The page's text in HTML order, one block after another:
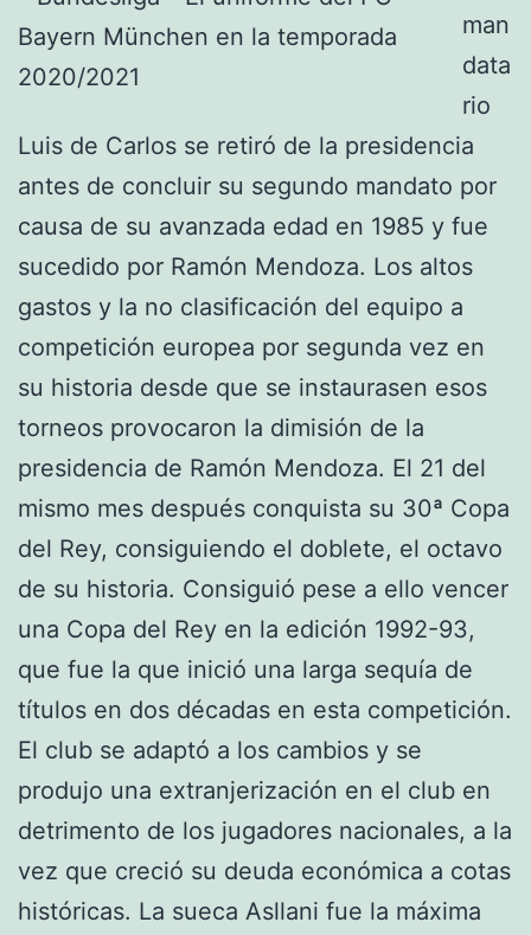
man
data
rio
Luis de Carlos se retiró de la presidencia
antes de concluir su segundo mandato por
causa de su avanzada edad en 1985 y fue
sucedido por Ramón Mendoza. Los altos
gastos y la no clasificación del equipo a
competición europea por segunda vez en
su historia desde que se instaurasen esos
torneos provocaron la dimisión de la
presidencia de Ramón Mendoza. El 21 del
mismo mes después conquista su 30ª Copa
del Rey, consiguiendo el doblete, el octavo
de su historia. Consiguió pese a ello vencer
una Copa del Rey en la edición 1992-93,
que fue la que inició una larga sequía de
títulos en dos décadas en esta competición.
El club se adaptó a los cambios y se
produjo una extranjerización en el club en
detrimento de los jugadores nacionales, a la
vez que creció su deuda económica a cotas
históricas. La sueca Asllani fue la máxima